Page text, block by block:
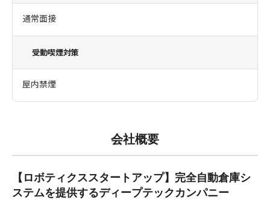
通常面接
受動喫煙対策
屋内禁煙
会社概要
【ロボティクススタートアップ】完全自動倉庫シ
ステムを提供するディープテックカンパニー